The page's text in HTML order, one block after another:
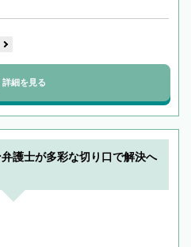
詳細を見る
護士が多彩な切り口で解決へ